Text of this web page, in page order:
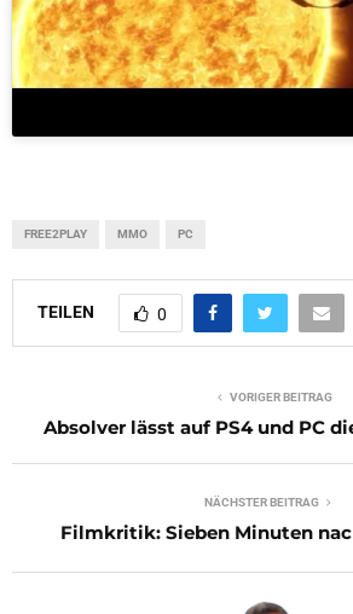
FREE2PLAY MMO PC
TEILEN 0
VORIGER BEITRAG
Absolver lässt auf PS4 und PC
NÄCHSTER BEITRAG
Filmkritik: Sieben Minuten